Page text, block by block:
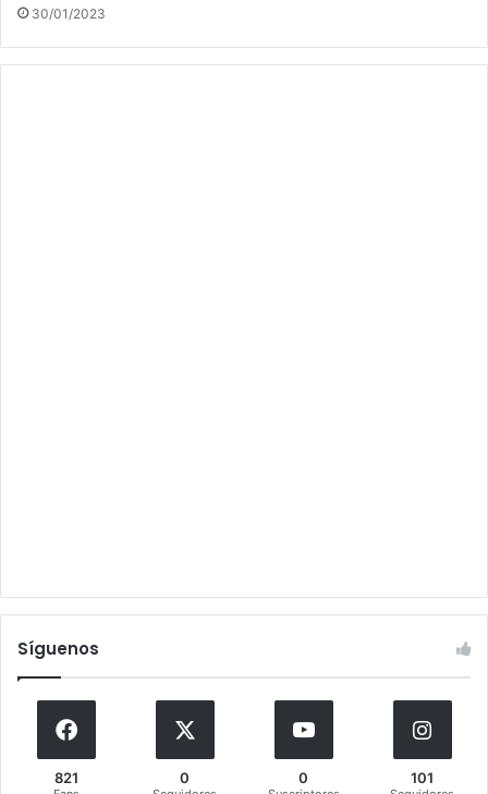
30/01/2023
Síguenos
821 0 0 101